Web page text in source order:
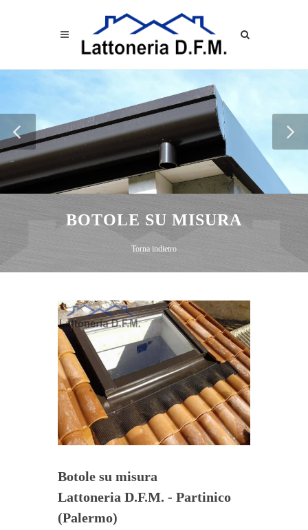
BOTOLE SU MISURA
Torna indietro
Botole su misura
Lattoneria D.F.M. - Partinico
(Palermo)